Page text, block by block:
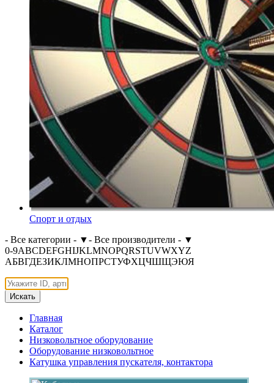
Спорт и отдых
- Все категории - ▼- Все производители - ▼
0-9ABCDEFGHIJKLMNOPQRSTUVWXYZ
АБВГДЕЗИКЛМНОПРСТУФХЦЧШЩЭЮЯ
Искать
Главная
Каталог
Низковольтное оборудование
Оборудование низковольтное
Катушка управления пускателя, контактора